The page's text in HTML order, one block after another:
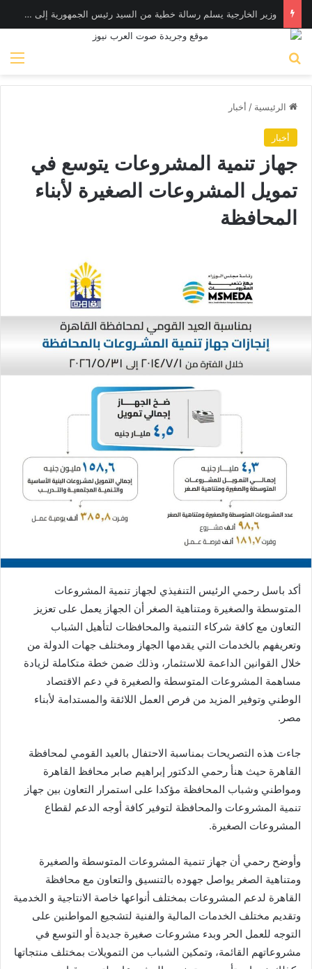
وزير الخارجية يسلم رسالة خطية من السيد رئيس الجمهورية إلى الرئيس التشادي
الرئيسية / أخبار
أخبار
جهاز تنمية المشروعات يتوسع في
تمويل المشروعات الصغيرة لأبناء
المحافظة
أكد باسل رحمي الرئيس التنفيذي لجهاز تنمية المشروعات
المتوسطة والصغيرة ومتناهية الصغر أن الجهاز يعمل على تعزيز
التعاون مع كافة شركاء التنمية والمحافظات لتأهيل الشباب
وتعريفهم بالخدمات التي يقدمها الجهاز ومختلف جهات الدولة من
خلال القوانين الداعمة للاستثمار، وذلك ضمن خطة متكاملة لزيادة
مساهمة المشروعات المتوسطة والصغيرة في دعم الاقتصاد
الوطني وتوفير المزيد من فرص العمل اللائقة والمستدامة لأبناء
مصر.
جاءت هذه التصريحات بمناسبة الاحتفال بالعيد القومي لمحافظة
القاهرة حيث هنأ رحمي الدكتور إبراهيم صابر محافظ القاهرة
ومواطني وشباب المحافظة مؤكدا على استمرار التعاون بين جهاز
تنمية المشروعات والمحافظة لتوفير كافة أوجه الدعم لقطاع
المشروعات الصغيرة.
وأوضح رحمي أن جهاز تنمية المشروعات المتوسطة والصغيرة
ومتناهية الصغر يواصل جهوده بالتنسيق والتعاون مع محافظة
القاهرة لدعم المشروعات بمختلف أنواعها خاصة الانتاجية و الخدمية
وتقديم مختلف الخدمات المالية والفنية لتشجيع المواطنين على
التوجه للعمل الحر وبدء مشروعات صغيرة جديدة أو التوسع في
مشروعاتهم القائمة، وتمكين الشباب من التمويلات بمختلف منتجاتها